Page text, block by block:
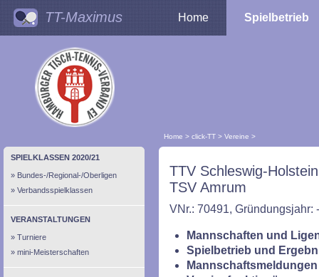
TT-Maximus Home Spielbetrieb
Home > click-TT > Vereine >
SPIELKLASSEN 2020/21
Bundes-/Regional-/Oberligen
Verbandsspielklassen
VERANSTALTUNGEN
Turniere
mini-Meisterschaften
TTV Schleswig-Holstein
TSV Amrum
VNr.: 70491, Gründungsjahr: -
Mannschaften und
Spielbetrieb und